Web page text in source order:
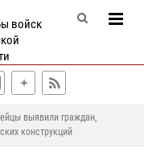
войск
выявили граждан,
конструкций